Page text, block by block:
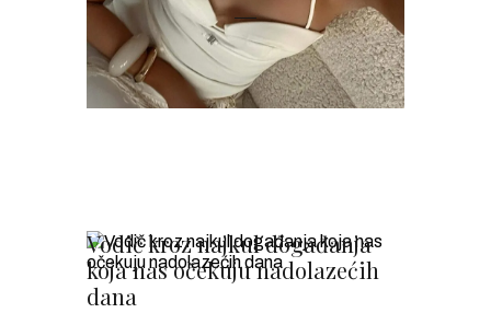
Vodič kroz najkul događanja
koja nas očekuju nadolazećih
dana